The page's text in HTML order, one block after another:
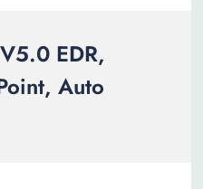
EDR,
Auto